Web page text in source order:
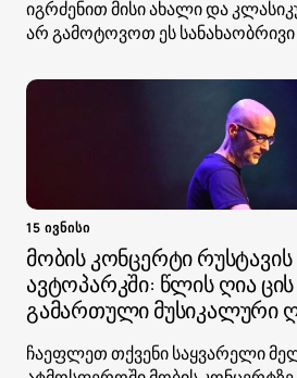
იგრძენით მისი ახალი და
არ გამოტოვოთ ეს
15 ივნისი
მობის კონცერტი
ავტოპარკში: წლის ღია ცის
გამართული მუსიკალური
ჩაეფლეთ თქვენი საყვარელი